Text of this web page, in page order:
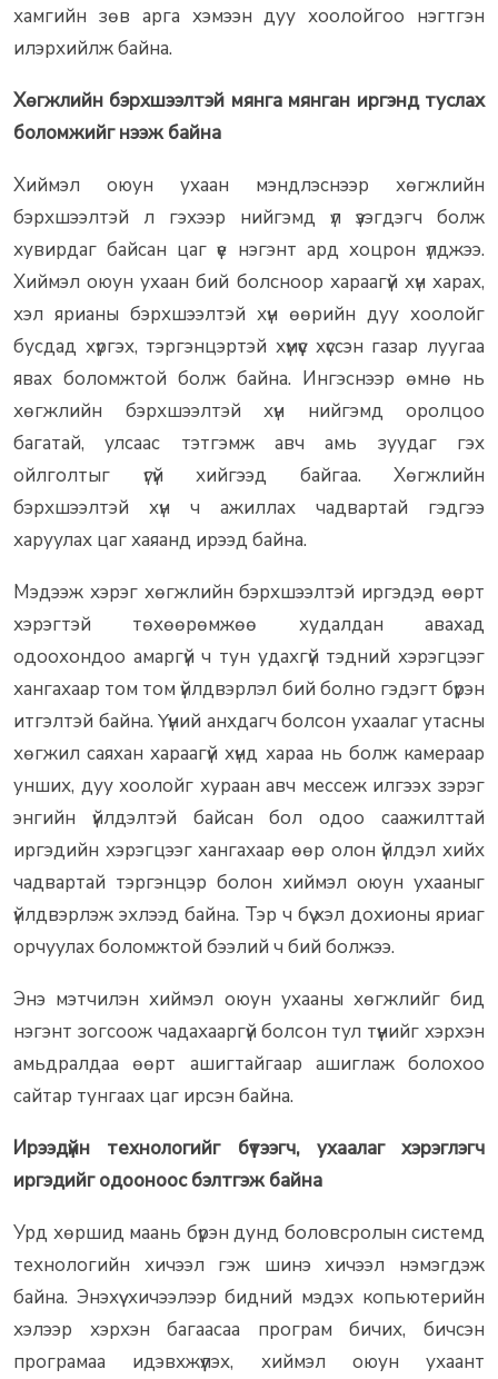
хамгийн зөв арга хэмээн дуу хоолойгоо нэгтгэн
илэрхийлж байна.
Хөгжлийн бэрхшээлтэй мянга мянган иргэнд туслах
боломжийг нээж байна
Хиймэл оюун ухаан мэндлэснээр хөгжлийн
бэрхшээлтэй л гэхээр нийгэмд үл үзэгдэгч болж
хувирдаг байсан цаг үе нэгэнт ард хоцрон үлджээ.
Хиймэл оюун ухаан бий болсноор хараагүй хүн харах,
хэл ярианы бэрхшээлтэй хүн өөрийн дуу хоолойг
бусдад хүргэх, тэргэнцэртэй хүмүүс хүссэн газар луугаа
явах боломжтой болж байна. Ингэснээр өмнө нь
хөгжлийн бэрхшээлтэй хүн нийгэмд оролцоо
багатай, улсаас тэтгэмж авч амь зуудаг гэх
ойлголтыг үгүй хийгээд байгаа. Хөгжлийн
бэрхшээлтэй хүн ч ажиллах чадвартай гэдгээ
харуулах цаг хаяанд ирээд байна.
Мэдээж хэрэг хөгжлийн бэрхшээлтэй иргэдэд өөрт
хэрэгтэй төхөөрөмжөө худалдан авахад
одоохондоо амаргүй ч тун удахгүй тэдний хэрэгцээг
хангахаар том том үйлдвэрлэл бий болно гэдэгт бүрэн
итгэлтэй байна. Үүний анхдагч болсон ухаалаг утасны
хөгжил саяхан хараагүй хүнд хараа нь болж камераар
унших, дуу хоолойг хураан авч мессеж илгээх зэрэг
энгийн үйлдэлтэй байсан бол одоо саажилттай
иргэдийн хэрэгцээг хангахаар өөр олон үйлдэл хийх
чадвартай тэргэнцэр болон хиймэл оюун ухааныг
үйлдвэрлэж эхлээд байна. Тэр ч бүү хэл дохионы яриаг
орчуулах боломжтой бээлий ч бий болжээ.
Энэ мэтчилэн хиймэл оюун ухааны хөгжлийг бид
нэгэнт зогсоож чадахааргүй болсон тул түүнийг хэрхэн
амьдралдаа өөрт ашигтайгаар ашиглаж болохоо
сайтар тунгаах цаг ирсэн байна.
Ирээдүйн технологийг бүтээгч, ухаалаг хэрэглэгч
иргэдийг одооноос бэлтгэж байна
Урд хөршид маань бүрэн дунд боловсролын системд
технологийн хичээл гэж шинэ хичээл нэмэгдэж
байна. Энэхүү хичээлээр бидний мэдэх копьютерийн
хэлээр хэрхэн багаасаа програм бичих, бичсэн
програмаа идэвхжүүлэх, хиймэл оюун ухаант